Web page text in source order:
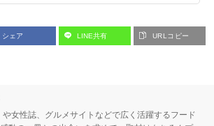
シェア LINE共有 URLコピー
や女性誌、グルメサイトなどで広く活躍するフード